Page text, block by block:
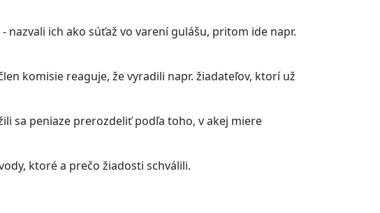
ich ako súťaž vo varení gulášu, pritom ide napr.
komisie reaguje, že vyradili napr. žiadateľov, ktorí už
sa peniaze prerozdeliť podľa toho, v akej miere
ktoré a prečo žiadosti schválili.